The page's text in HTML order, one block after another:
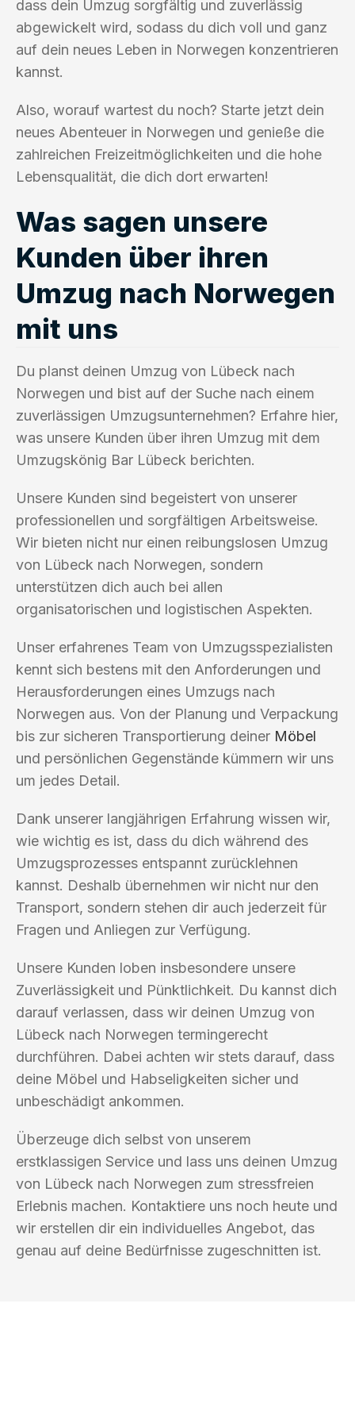
dass dein Umzug sorgfältig und zuverlässig
abgewickelt wird, sodass du dich voll und ganz
auf dein neues Leben in Norwegen konzentrieren
kannst.
Also, worauf wartest du noch? Starte jetzt dein
neues Abenteuer in Norwegen und genieße die
zahlreichen Freizeitmöglichkeiten und die hohe
Lebensqualität, die dich dort erwarten!
Was sagen unsere
Kunden über ihren
Umzug nach Norwegen
mit uns
Du planst deinen Umzug von Lübeck nach
Norwegen und bist auf der Suche nach einem
zuverlässigen Umzugsunternehmen? Erfahre hier,
was unsere Kunden über ihren Umzug mit dem
Umzugskönig Bar Lübeck berichten.
Unsere Kunden sind begeistert von unserer
professionellen und sorgfältigen Arbeitsweise.
Wir bieten nicht nur einen reibungslosen Umzug
von Lübeck nach Norwegen, sondern
unterstützen dich auch bei allen
organisatorischen und logistischen Aspekten.
Unser erfahrenes Team von Umzugsspezialisten
kennt sich bestens mit den Anforderungen und
Herausforderungen eines Umzugs nach
Norwegen aus. Von der Planung und Verpackung
bis zur sicheren Transportierung deiner Möbel
und persönlichen Gegenstände kümmern wir uns
um jedes Detail.
Dank unserer langjährigen Erfahrung wissen wir,
wie wichtig es ist, dass du dich während des
Umzugsprozesses entspannt zurücklehnen
kannst. Deshalb übernehmen wir nicht nur den
Transport, sondern stehen dir auch jederzeit für
Fragen und Anliegen zur Verfügung.
Unsere Kunden loben insbesondere unsere
Zuverlässigkeit und Pünktlichkeit. Du kannst dich
darauf verlassen, dass wir deinen Umzug von
Lübeck nach Norwegen termingerecht
durchführen. Dabei achten wir stets darauf, dass
deine Möbel und Habseligkeiten sicher und
unbeschädigt ankommen.
Überzeuge dich selbst von unserem
erstklassigen Service und lass uns deinen Umzug
von Lübeck nach Norwegen zum stressfreien
Erlebnis machen. Kontaktiere uns noch heute und
wir erstellen dir ein individuelles Angebot, das
genau auf deine Bedürfnisse zugeschnitten ist.